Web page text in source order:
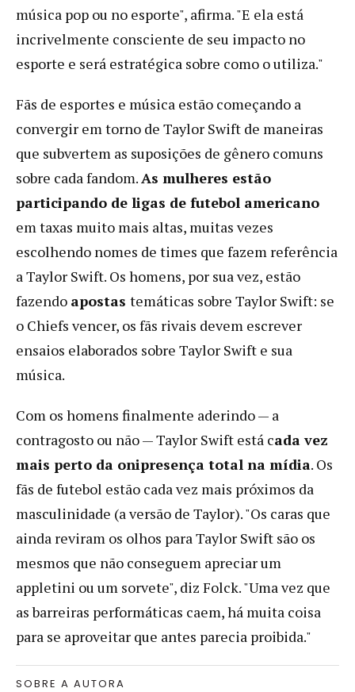
música pop ou no esporte", afirma. "E ela está
incrivelmente consciente de seu impacto no
esporte e será estratégica sobre como o utiliza."
Fãs de esportes e música estão começando a
convergir em torno de Taylor Swift de maneiras
que subvertem as suposições de gênero comuns
sobre cada fandom.As mulheres estão
participando de ligas de futebol americano
em taxas muito mais altas, muitas vezes
escolhendo nomes de times que fazem referência
a Taylor Swift. Os homens, por sua vez, estão
fazendo apostas temáticas sobre Taylor Swift: se
o Chiefs vencer, os fãs rivais devem escrever
ensaios elaborados sobre Taylor Swift e sua
música.
Com os homens finalmente aderindo — a
contragosto ou não — Taylor Swift está cada vez
mais perto da onipresença total na mídia. Os
fãs de futebol estão cada vez mais próximos da
masculinidade (a versão de Taylor). "Os caras que
ainda reviram os olhos para Taylor Swift são os
mesmos que não conseguem apreciar um
appletini ou um sorvete", diz Folck. "Uma vez que
as barreiras performáticas caem, há muita coisa
para se aproveitar que antes parecia proibida."
SOBRE A AUTORA